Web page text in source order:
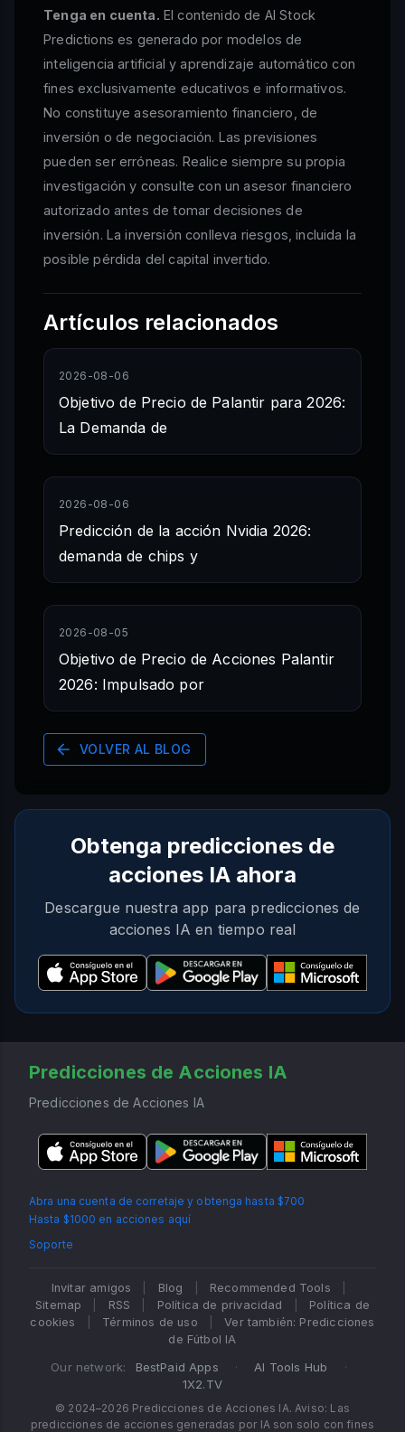
Tenga en cuenta. El contenido de AI Stock
Predictions es generado por modelos de
inteligencia artificial y aprendizaje automático con
fines exclusivamente educativos e informativos.
No constituye asesoramiento financiero, de
inversión o de negociación. Las previsiones
pueden ser erróneas. Realice siempre su propia
investigación y consulte con un asesor financiero
autorizado antes de tomar decisiones de
inversión. La inversión conlleva riesgos, incluida la
posible pérdida del capital invertido.
Artículos relacionados
2026-08-06
Objetivo de Precio de Palantir para 2026:
La Demanda de
2026-08-06
Predicción de la acción Nvidia 2026:
demanda de chips y
2026-08-05
Objetivo de Precio de Acciones Palantir
2026: Impulsado por
VOLVER AL BLOG
Obtenga predicciones de
acciones IA ahora
Descargue nuestra app para predicciones de
acciones IA en tiempo real
Predicciones de Acciones IA
Predicciones de Acciones IA
Abra una cuenta de corretaje y obtenga hasta $700
Hasta $1000 en acciones aquí
Soporte
Invitar amigos Blog Recommended Tools
Sitemap
RSS Política de privacidad
Política de
cookies
Términos de uso
Ver también: Predicciones
de Fútbol IA
Our network: BestPaid Apps · AI Tools Hub
·
1X2.TV
© 2024–2026 Predicciones de Acciones IA. Aviso: Las
predicciones de acciones generadas por IA son solo con fines